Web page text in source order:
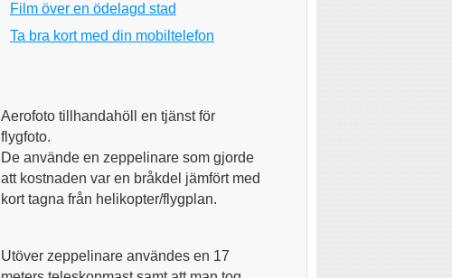
Film över en ödelagd stad
Ta bra kort med din mobiltelefon
Aerofoto tillhandahöll en tjänst för
flygfoto.
De använde en zeppelinare som gjorde
att kostnaden var en bråkdel jämfört med
kort tagna från helikopter/flygplan.
Utöver zeppelinare användes en 17